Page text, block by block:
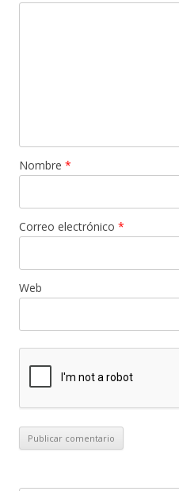
Nombre *
Correo electrónico *
Web